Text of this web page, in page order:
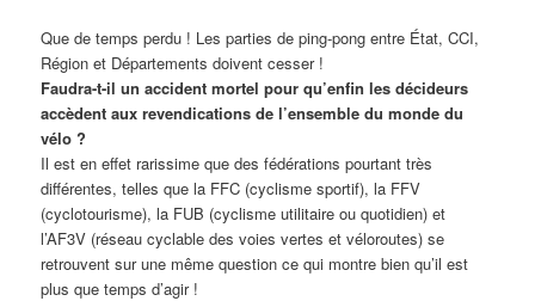
Que de temps perdu ! Les parties de ping-pong entre État, CCI,
Région et Départements doivent cesser !
Faudra-t-il un accident mortel pour qu’enfin les décideurs
accèdent aux revendications de l’ensemble du monde du
vélo ?
Il est en effet rarissime que des fédérations pourtant très
différentes, telles que la FFC (cyclisme sportif), la FFV
(cyclotourisme), la FUB (cyclisme utilitaire ou quotidien) et
l’AF3V (réseau cyclable des voies vertes et véloroutes) se
retrouvent sur une même question ce qui montre bien qu’il est
plus que temps d’agir !